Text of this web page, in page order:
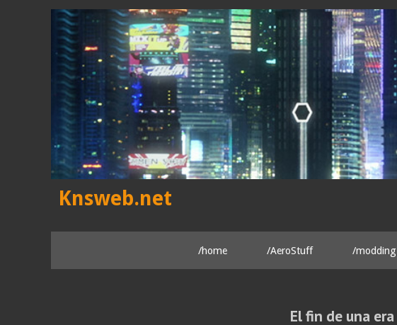
Skip
to
content
Knsweb.net
/home /AeroStuff /modding
El fin de una era